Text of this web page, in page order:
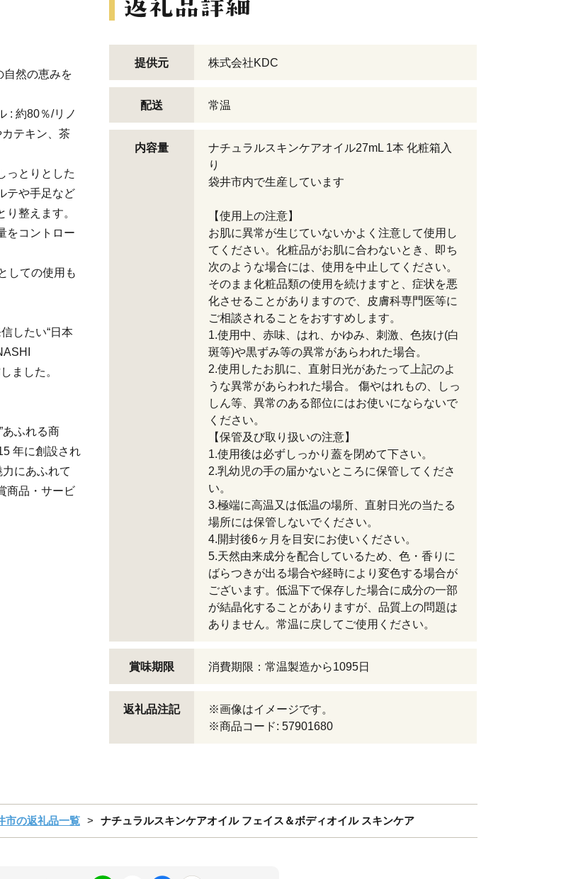
自然の恵みを
: 約80％/リノ
テキン、茶
っとりとした
テや手足など
整えます。
をコントロー
しての使用も
したい“日本
ました。
あふれる商
年に創設され
にあふれて
商品・サービ
提供元 株式会社KDC
配送 常温
内容量
ナチュラルスキンケアオイル27mL 1本 化粧箱入
り
袋井市内で生産しています
【使用上の注意】
お肌に異常が生じていないかよく注意して使用し
てください。化粧品がお肌に合わないとき、即ち
次のような場合には、使用を中止してください。
そのまま化粧品類の使用を続けますと、症状を悪
化させることがありますので、皮膚科専門医等に
ご相談されることをおすすめします。
1.使用中、赤味、はれ、かゆみ、刺激、色抜け(白
斑等)や黒ずみ等の異常があらわれた場合。
2.使用したお肌に、直射日光があたって上記のよ
うな異常があらわれた場合。 傷やはれもの、しっ
しん等、異常のある部位にはお使いにならないで
ください。
【保管及び取り扱いの注意】
1.使用後は必ずしっかり蓋を閉めて下さい。
2.乳幼児の手の届かないところに保管してくださ
い。
3.極端に高温又は低温の場所、直射日光の当たる
場所には保管しないでください。
4.開封後6ヶ月を目安にお使いください。
5.天然由来成分を配合しているため、色・香りに
ばらつきが出る場合や経時により変色する場合が
ございます。低温下で保存した場合に成分の一部
が結晶化することがありますが、品質上の問題は
ありません。常温に戻してご使用ください。
賞味期限 消費期限：常温製造から1095日
返礼品注記
※画像はイメージです。
※商品コード: 57901680
市の返礼品一覧 ナチュラルスキンケアオイル フェイス＆ボディオイル スキンケア